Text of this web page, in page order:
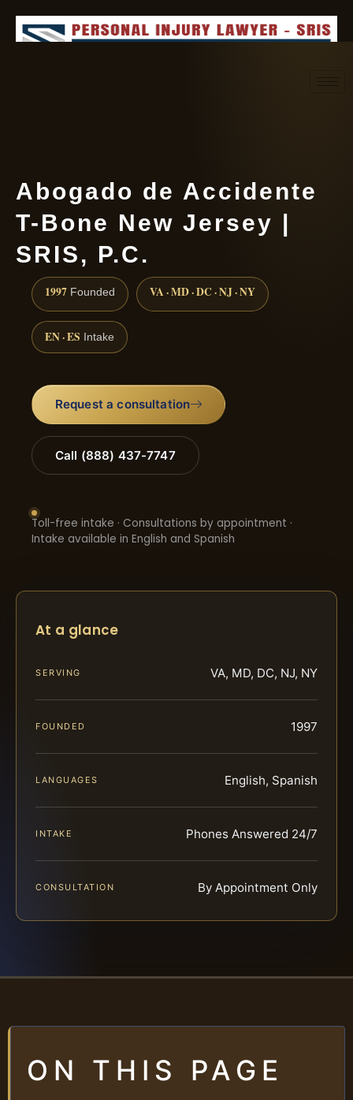
Abogado de Accidente
T-Bone New Jersey |
SRIS, P.C.
1997 Founded VA · MD · DC · NJ · NY
EN · ES Intake
Request a consultation
Call (888) 437-7747
Toll-free intake · Consultations by appointment ·
Intake available in English and Spanish
At a glance
SERVING VA, MD, DC, NJ, NY
FOUNDED 1997
LANGUAGES English, Spanish
INTAKE Phones Answered 24/7
CONSULTATION By Appointment Only
ON THIS PAGE